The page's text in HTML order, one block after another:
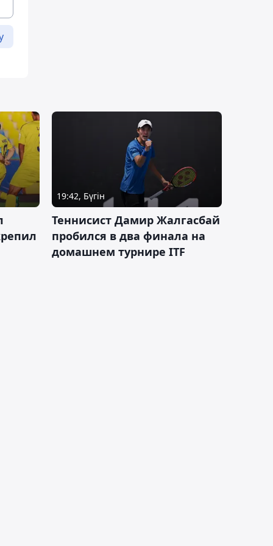
19:42, Бүгін
Теннисист Дамир Жалгасбай
пробился в два финала на
домашнем турнире ITF